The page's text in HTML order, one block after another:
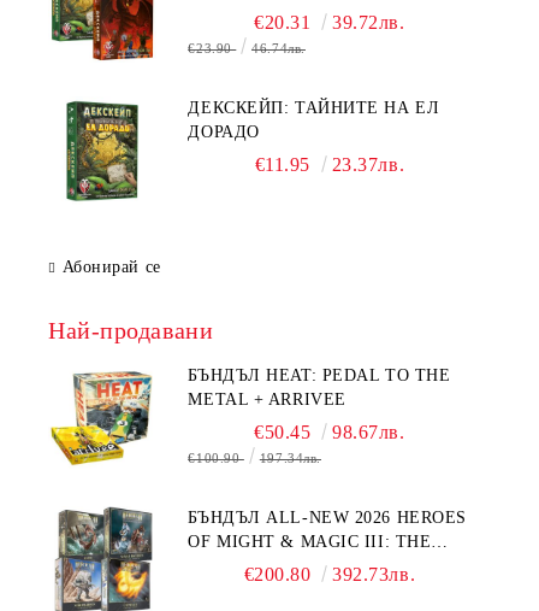
ДРАКОНА€20.31 39.72лв.
€23.90 46.74лв.
ДЕКСКЕЙП: ТАЙНИТЕ НА ЕЛ
ДОРАДО
€11.95 23.37лв.
Абонирай се
Най-продавани
БЪНДЪЛ HEAT: PEDAL TO THE
METAL + ARRIVEE
€50.45 98.67лв.
€100.90 197.34лв.
БЪНДЪЛ ALL-NEW 2026 HEROES
OF MIGHT & MAGIC III: THE
BOARD GAME EXPANSIONS -
€200.80 392.73лв.